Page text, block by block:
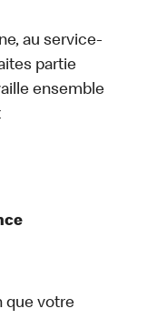
au service-
partie
ensemble
que votre